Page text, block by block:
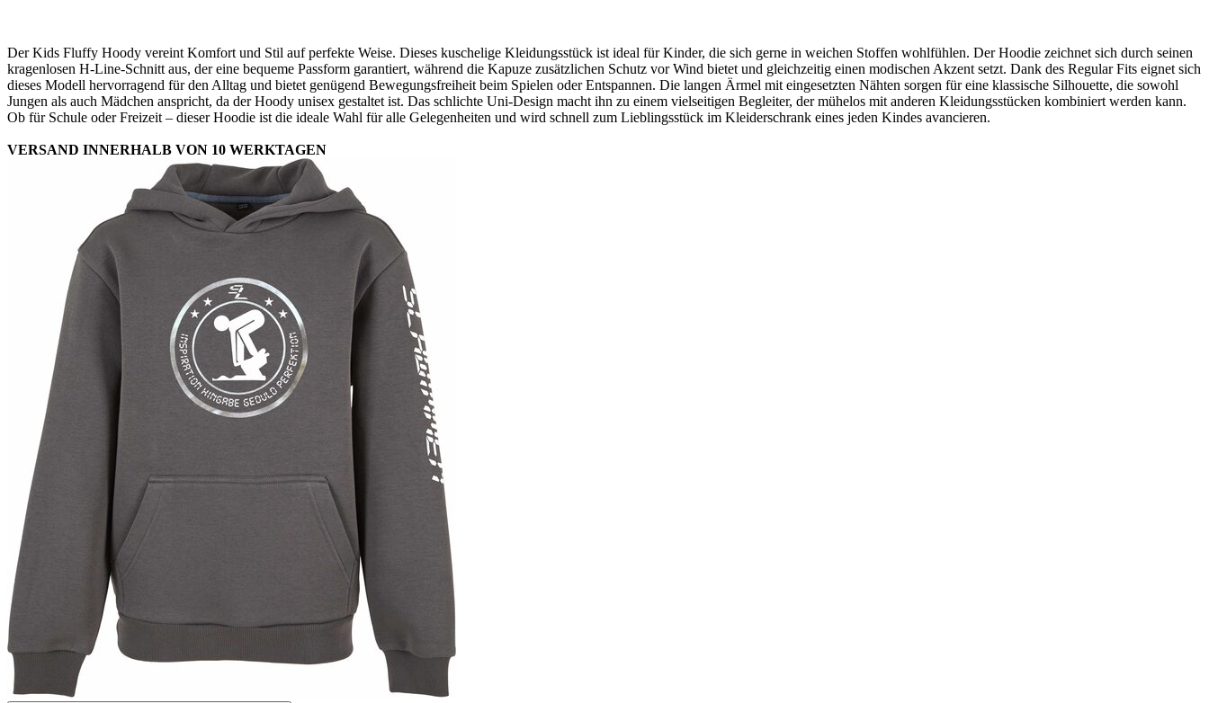
Der Kids Fluffy Hoody vereint Komfort und Stil auf perfekte Weise. Dieses kuschelige Kleidungsstück ist ideal für Kinder, die sich gerne in weichen Stoffen wohlfühlen. Der Hoodie zeichnet sich durch seinen
kragenlosen H-Line-Schnitt aus, der eine bequeme Passform garantiert, während die Kapuze zusätzlichen Schutz vor Wind bietet und gleichzeitig einen modischen Akzent setzt. Dank des Regular Fits eignet sich
dieses Modell hervorragend für den Alltag und bietet genügend Bewegungsfreiheit beim Spielen oder Entspannen. Die langen Ärmel mit eingesetzten Nähten sorgen für eine klassische Silhouette, die sowohl
Jungen als auch Mädchen anspricht, da der Hoody unisex gestaltet ist. Das schlichte Uni-Design macht ihn zu einem vielseitigen Begleiter, der mühelos mit anderen Kleidungsstücken kombiniert werden kann.
Ob für Schule oder Freizeit – dieser Hoodie ist die ideale Wahl für alle Gelegenheiten und wird schnell zum Lieblingsstück im Kleiderschrank eines jeden Kindes avancieren.
VERSAND INNERHALB VON 10 WERKTAGEN